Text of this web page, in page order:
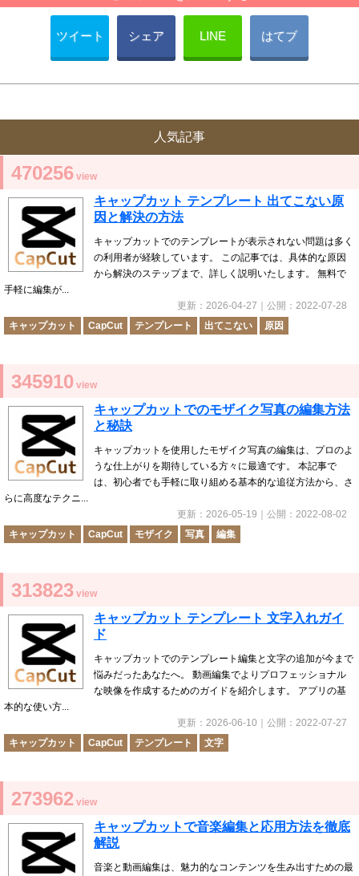
ツイート シェア LINE はてブ
人気記事
470256 view
キャップカット テンプレート 出てこない原
因と解決の方法
キャップカットでのテンプレートが表示されない問題は多く
の利用者が経験しています。 この記事では、具体的な原因
から解決のステップまで、詳しく説明いたします。 無料で
手軽に編集が...
更新： 2026-04-27 ｜公開： 2022-07-28
キャップカット
CapCut テンプレート 出てこない 原因
345910 view
キャップカットでのモザイク写真の編集方法
と秘訣
キャップカットを使用したモザイク写真の編集は、プロのよ
うな仕上がりを期待している方々に最適です。 本記事で
は、初心者でも手軽に取り組める基本的な追従方法から、さ
らに高度なテクニ...
更新： 2026-05-19 ｜公開： 2022-08-02
キャップカット
CapCut モザイク 写真 編集
313823 view
キャップカット テンプレート 文字入れガイ
ド
キャップカットでのテンプレート編集と文字の追加が今まで
悩みだったあなたへ。 動画編集でよりプロフェッショナル
な映像を作成するためのガイドを紹介します。 アプリの基
本的な使い方...
更新： 2026-06-10 ｜公開： 2022-07-27
キャップカット
CapCut テンプレート 文字
273962 view
キャップカットで音楽編集と応用方法を徹底
解説
音楽と動画編集は、魅力的なコンテンツを生み出すための最